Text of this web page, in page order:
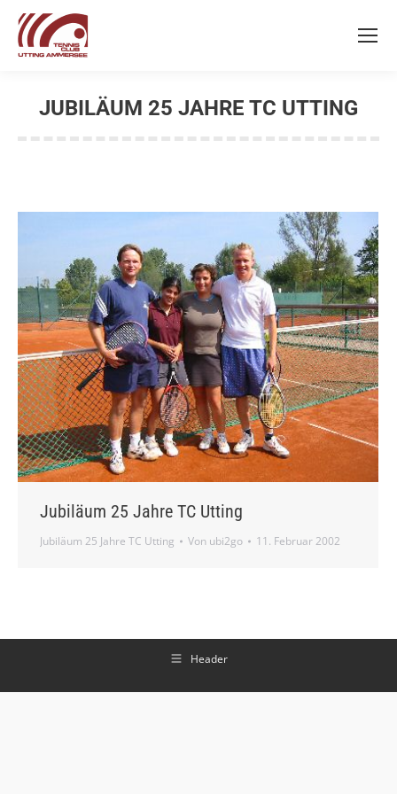
JUBILÄUM 25 JAHRE TC UTTING
Jubiläum 25 Jahre TC Utting
Jubiläum 25 Jahre TC Utting Von ubi2go 11. Februar 2002
Header